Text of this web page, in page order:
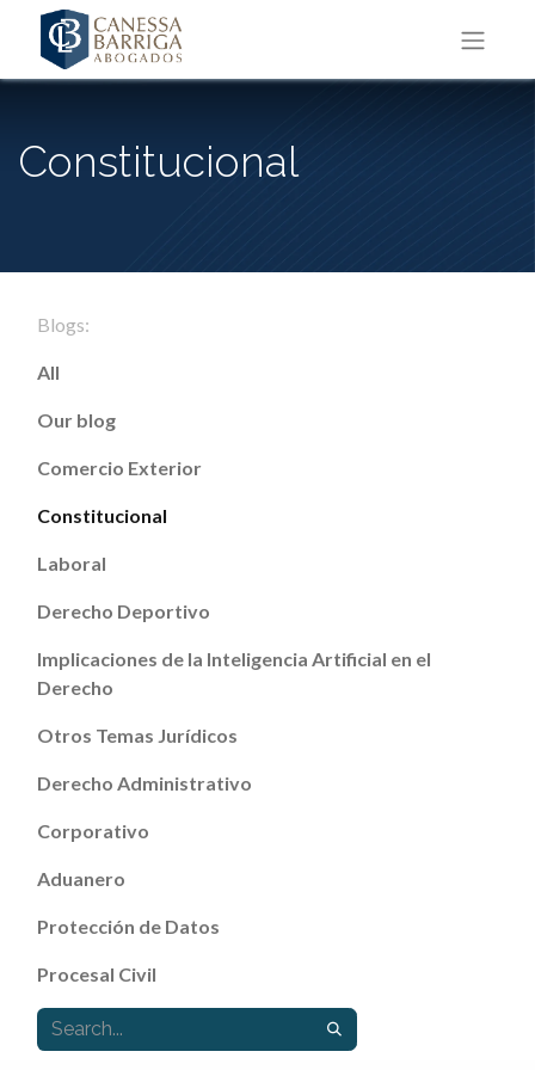
Constitucional
Blogs:
All
Our blog
Comercio Exterior
Constitucional
Laboral
Derecho Deportivo
Implicaciones de la Inteligencia Artificial en el
Derecho
Otros Temas Jurídicos
Derecho Administrativo
Corporativo
Aduanero
Protección de Datos
Procesal Civil